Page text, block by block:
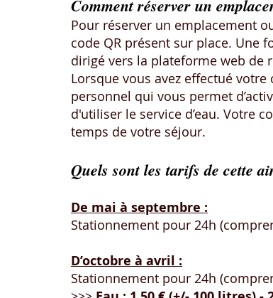
Comment réserver un
Pour réserver un emplacement
code QR présent sur place. Une
dirigé vers la plateforme web de
Lorsque vous avez effectué
personnel qui vous permet
d'utiliser le service d’eau. Votre
temps de votre séjour.
Quels sont les tarifs de cette
De mai à septembre :
Stationnement pour 24h
D’octobre à avril :
Stationnement pour 24h